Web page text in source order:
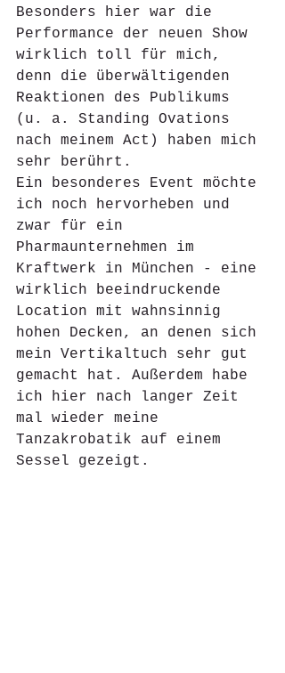
Besonders hier war die
Performance der neuen Show
wirklich toll für mich,
denn die überwältigenden
Reaktionen des Publikums
(u. a. Standing Ovations
nach meinem Act) haben mich
sehr berührt.
Ein besonderes Event möchte
ich noch hervorheben und
zwar für ein
Pharmaunternehmen im
Kraftwerk in München - eine
wirklich beeindruckende
Location mit wahnsinnig
hohen Decken, an denen sich
mein Vertikaltuch sehr gut
gemacht hat. Außerdem habe
ich hier nach langer Zeit
mal wieder meine
Tanzakrobatik auf einem
Sessel gezeigt.